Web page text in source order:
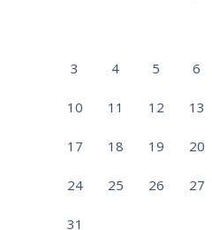
3 4 5 6
10 11 12 13
17 18 19 20
24 25 26 27
31